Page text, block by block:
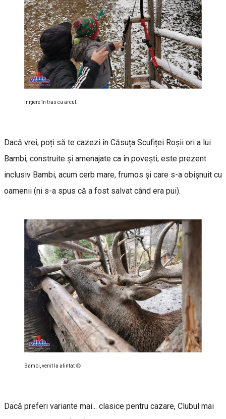
Iniţiere în tras cu arcul.
Dacă vrei, poți să te cazezi în Căsuța Scufiței Roșii ori a lui
Bambi, construite și amenajate ca în povești; este prezent
inclusiv Bambi, acum cerb mare, frumos și care s-a obișnuit cu
oamenii (ni s-a spus că a fost salvat când era pui).
Bambi, venit la alintat 😍
Dacă preferi variante mai... clasice pentru cazare, Clubul mai